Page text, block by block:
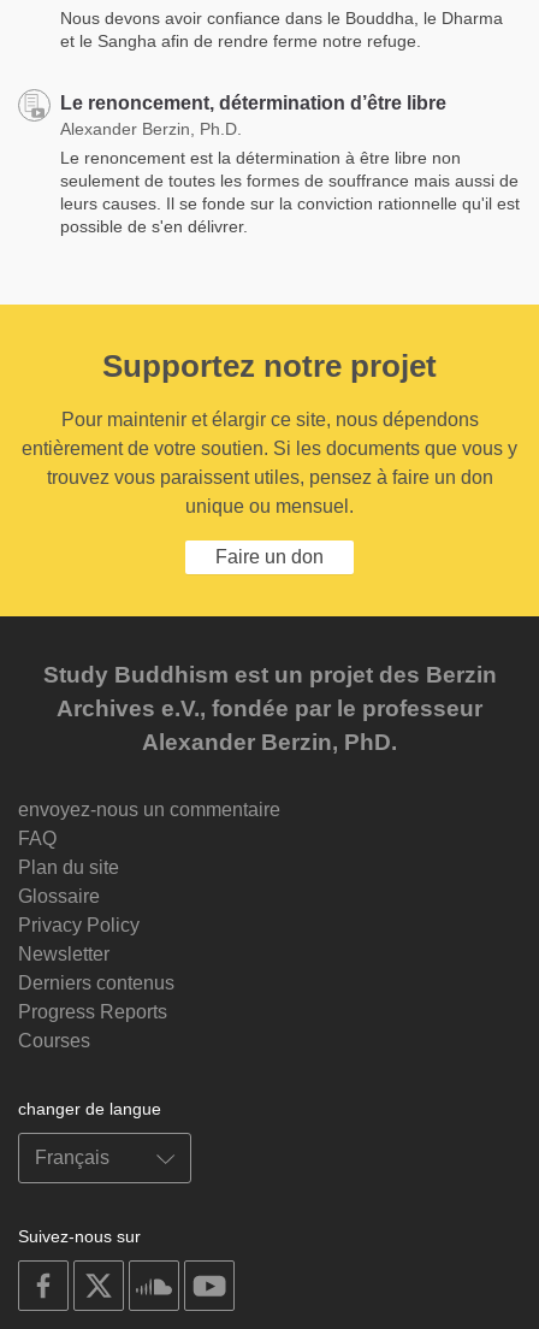
Nous devons avoir confiance dans le Bouddha, le Dharma
et le Sangha afin de rendre ferme notre refuge.
Le renoncement, détermination d’être libre
Alexander Berzin, Ph.D.
Le renoncement est la détermination à être libre non
seulement de toutes les formes de souffrance mais aussi de
leurs causes. Il se fonde sur la conviction rationnelle qu'il est
possible de s'en délivrer.
Supportez notre projet
Pour maintenir et élargir ce site, nous dépendons
entièrement de votre soutien. Si les documents que vous y
trouvez vous paraissent utiles, pensez à faire un don
unique ou mensuel.
Faire un don
Study Buddhism est un projet des Berzin
Archives e.V., fondée par le professeur
Alexander Berzin, PhD.
envoyez-nous un commentaire
FAQ
Plan du site
Glossaire
Privacy Policy
Newsletter
Derniers contenus
Progress Reports
Courses
changer de langue
Suivez-nous sur
on
facebook
soundcloud